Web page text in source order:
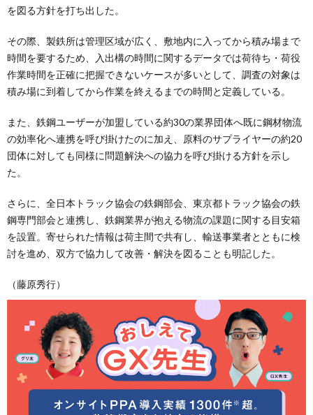
を図る方針を打ち出した。
その際、製鉄所は管理区域が広く、敷地内に入ってから積み場まで
時間を要するため、入出構の時間に関するデータでは荷待ち・荷役
作業時間を正確に把握できないケースが多いとして、調査の対象は
積み場に到着してから作業を終えるまでの時間と定義している。
また、鉄鋼ユーザーが加盟している約30の業界団体へ既に鋼材物流
の効率化へ連携を呼び掛けたのに加え、原料のサプライヤーの約20
団体に対しても同様に問題解決への協力を呼び掛ける方針を示し
た。
さらに、全日本トラック協会の鉄鋼部会、東京都トラック協会の鉄
鋼専門部会と連携し、鉄鋼業界が抱える物流の課題に関する目安箱
を設置。寄せられた情報は荷主間で共有し、輸送事業者とともに検
討を進め、双方で協力して改善・解決を図ることも明記した。
（藤原秀行）